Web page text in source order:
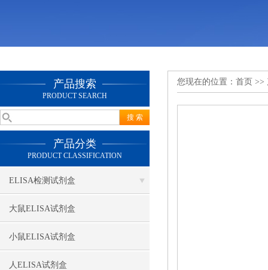
产品搜索
PRODUCT SEARCH
产品分类
PRODUCT CLASSIFICATION
ELISA检测试剂盒
大鼠ELISA试剂盒
小鼠ELISA试剂盒
人ELISA试剂盒
您现在的位置： 首页 >>